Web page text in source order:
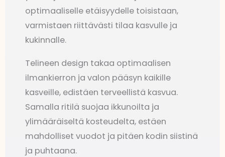
optimaaliselle etäisyydelle toisistaan,
varmistaen riittävästi tilaa kasvulle ja
kukinnalle.
Telineen design takaa optimaalisen
ilmankierron ja valon pääsyn kaikille
kasveille, edistäen terveellistä kasvua.
Samalla ritilä suojaa ikkunoilta ja
ylimääräiseltä kosteudelta, estäen
mahdolliset vuodot ja pitäen kodin siistinä
ja puhtaana.